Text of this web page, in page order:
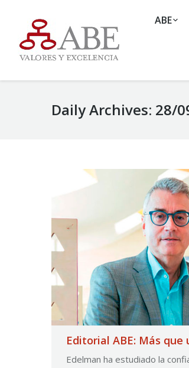
ABE
Daily Archives: 28/
Editorial ABE: Más que
Edelman ha estudiado la